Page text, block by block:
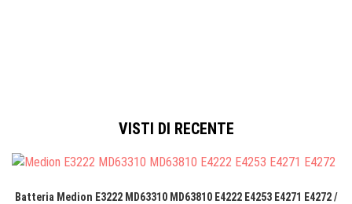
VISTI DI RECENTE
Batteria Medion E3222 MD63310 MD63810 E4222 E4253 E4271 E4272 /